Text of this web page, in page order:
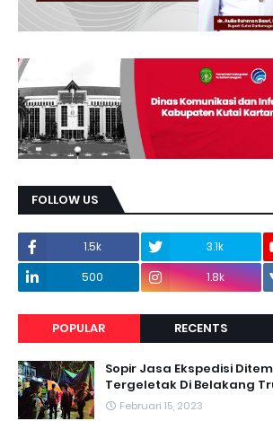
FOLLOW US
1.5k 3.1k
500
1.8k
POPULAR RECENTS
Sopir Jasa Ekspedisi
Tergeletak Di Belakang
Februari 15, 2023